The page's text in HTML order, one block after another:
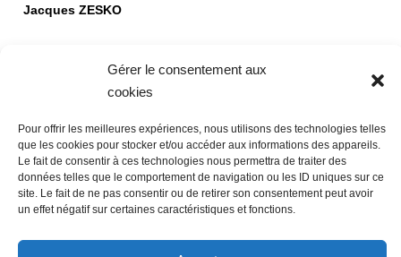
Gérer le consentement aux
cookies
Pour offrir les meilleures expériences, nous utilisons des technologies telles
que les cookies pour stocker et/ou accéder aux informations des appareils.
Le fait de consentir à ces technologies nous permettra de traiter des
données telles que le comportement de navigation ou les ID uniques sur ce
site. Le fait de ne pas consentir ou de retirer son consentement peut avoir
un effet négatif sur certaines caractéristiques et fonctions.
Jacques ZESKO
Nous contacter
Conditions Générales de Ventes
Politique de confidentialité
Mentions légales